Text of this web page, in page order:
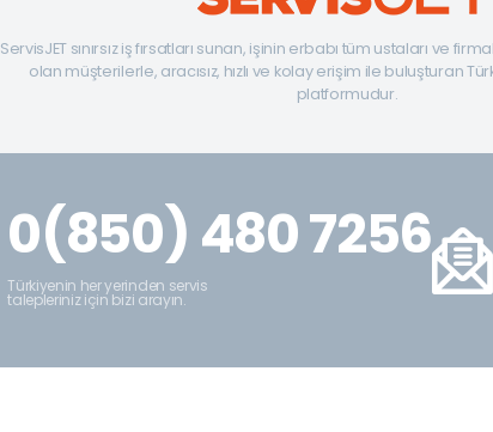
ServisJET sınırsız iş fırsatları sunan, işinin erbabı tüm ustaları ve
olan müşterilerle, aracısız, hızlı ve kolay erişim ile buluşturan
platformudur.
0(850) 480 7256
Türkiyenin her yerinden servis
talepleriniz için bizi arayın.